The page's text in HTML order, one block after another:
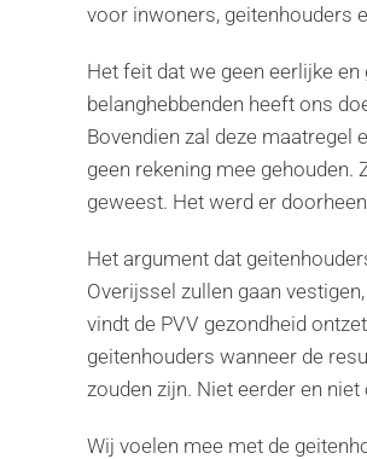
voor inwoners, geitenhouders
Het feit dat we geen eerlijke
belanghebbenden heeft ons
Bovendien zal deze maatregel
geen rekening mee gehouden.
geweest. Het werd er
Het argument dat
Overijssel zullen gaan
vindt de PVV gezondheid
geitenhouders wanneer de
zouden zijn. Niet eerder en
Wij voelen mee met de